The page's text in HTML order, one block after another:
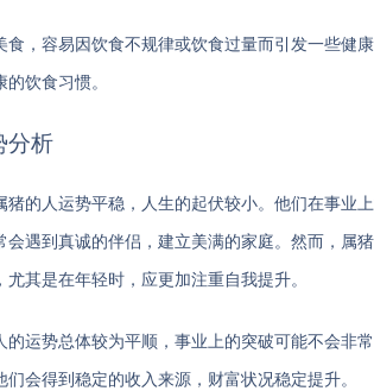
食，容易因饮食不规律或饮食过量而引发一些健
饮食习惯。
分析
猪的人运势平稳，人生的起伏较小。他们在事业
会遇到真诚的伴侣，建立美满的家庭。然而，属
其是在年轻时，应更加注重自我提升。
的运势总体较为平顺，事业上的突破可能不会非
会得到稳定的收入来源，财富状况稳定提升。